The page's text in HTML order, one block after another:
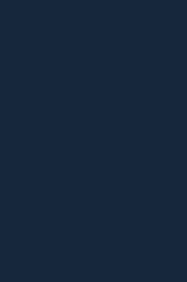
window)window)